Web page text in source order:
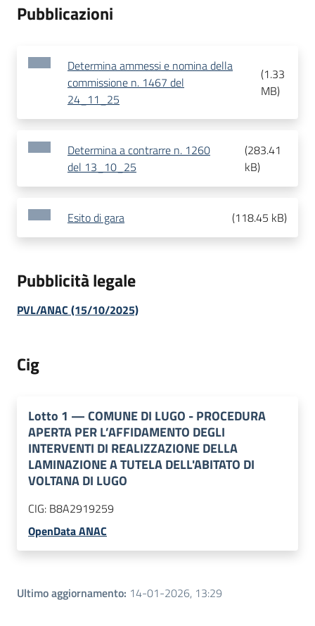
Pubblicazioni
Determina ammessi e nomina della
commissione n. 1467 del
24_11_25
(1.33
MB)
Determina a contrarre n. 1260
del 13_10_25
(283.41
kB)
Esito di gara (118.45 kB)
Pubblicità legale
PVL/ANAC (15/10/2025)
Cig
Lotto 1 —COMUNE DI LUGO - PROCEDURA
APERTA PER L’AFFIDAMENTO DEGLI
INTERVENTI DI REALIZZAZIONE DELLA
LAMINAZIONE A TUTELA DELL'ABITATO DI
VOLTANA DI LUGO
CIG: B8A2919259
OpenData ANAC
Ultimo aggiornamento: 14-01-2026, 13:29